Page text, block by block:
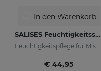
In den Warenkorb
SALISES Feuchtigkeitsspendendes Cremegel
€ 44,95